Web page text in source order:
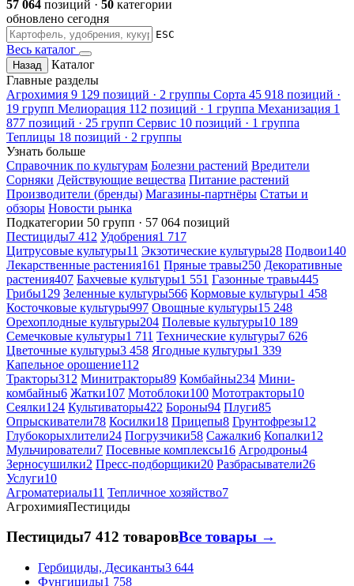
57 064 позиций · 50 категории
обновлено сегодня
ESC
Весь каталог
Назад
Каталог
Главные разделы
Агрохимия 9 129 позиций · 2 группы Сорта 45 918 позиций ·
19 групп Мелиорация 112 позиций · 1 группа Механизация 1
877 позиций · 25 групп Сервис 10 позиций · 1 группа
Теплицы 18 позиций · 2 группы
Узнать больше
Справочник по культурам Болезни растений Вредители
Сорняки Действующие вещества Питание растений
Производители (бренды) Магазины-партнёры Статьи и
обзоры Новости рынка
Подкатегории 50 групп · 57 064 позиций
Пестициды7 412 Удобрения1 717
Цитрусовые культуры11 Экзотические культуры28 Подвои140
Лекарственные растения161 Пряные травы250 Декоративные
растения407 Бахчевые культуры1 551 Газонные травы445
Грибы129 Зеленные культуры566 Кормовые культуры1 458
Косточковые культуры997 Овощные культуры15 248
Орехоплодные культуры204 Полевые культуры10 189
Семечковые культуры1 711 Технические культуры7 626
Цветочные культуры3 458 Ягодные культуры1 339
Капельное орошение112
Тракторы312 Минитракторы89 Комбайны234 Мини-
комбайны6 Жатки107 Мотоблоки100 Мототракторы10
Сеялки124 Культиваторы422 Бороны94 Плуги85
Опрыскиватели78 Косилки18 Прицепы8 Грунтофрезы12
Глубокорыхлители24 Погрузчики58 Сажалки6 Копалки12
Мульчирователи7 Посевные комплексы16 Агродроны4
Зерносушилки2 Пресс-подборщики20 Разбрасыватели26
Услуги10
Агроматериалы11 Тепличное хозяйство7
АгрохимияПестициды
Пестициды7 412 товаровВсе товары →
Гербициды, Десиканты3 644
Фунгициды1 758